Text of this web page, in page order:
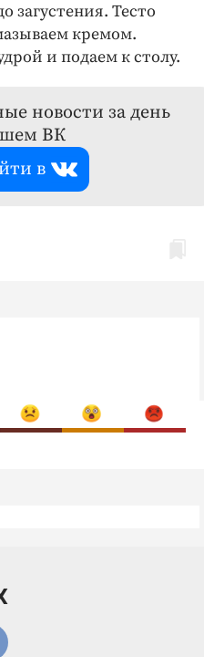
загустения. Тесто
кремом.
и подаем к столу.
новости за день
ВК
в